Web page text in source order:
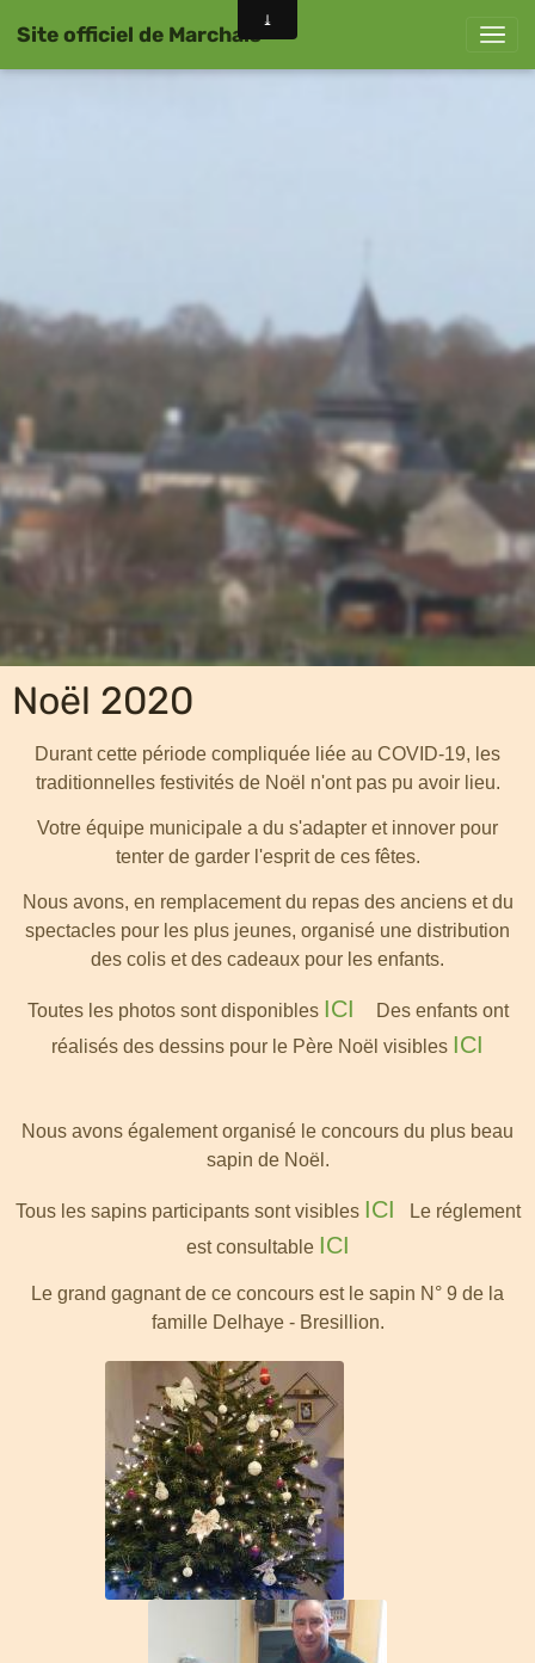
Site officiel de Marchais
Noël 2020
Durant cette période compliquée liée au COVID-19, les
traditionnelles festivités de Noël n'ont pas pu avoir lieu.
Votre équipe municipale a du s'adapter et innover pour
tenter de garder l'esprit de ces fêtes.
Nous avons, en remplacement du repas des anciens et du
spectacles pour les plus jeunes, organisé une distribution
des colis et des cadeaux pour les enfants.
Toutes les photos sont disponibles ICI
Des enfants ont
réalisés des dessins pour le Père Noël visibles ICI
Nous avons également organisé le concours du plus beau
sapin de Noël.
Tous les sapins participants sont visibles ICI
Le réglement
est consultable ICI
Le grand gagnant de ce concours est le sapin N° 9 de la
famille Delhaye - Bresillion.